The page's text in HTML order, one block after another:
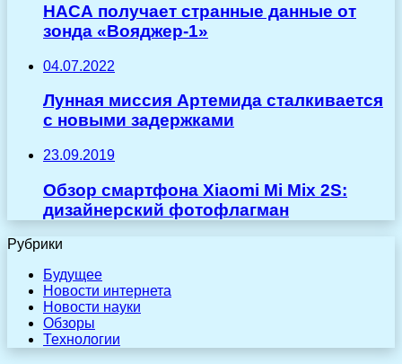
НАСА получает странные данные от
зонда «Вояджер-1»
04.07.2022
Лунная миссия Артемида сталкивается
с новыми задержками
23.09.2019
Обзор смартфона Xiaomi Mi Mix 2S:
дизайнерский фотофлагман
Рубрики
Будущее
Новости интернета
Новости науки
Обзоры
Технологии